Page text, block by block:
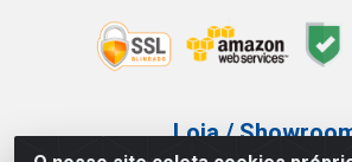
Loja /